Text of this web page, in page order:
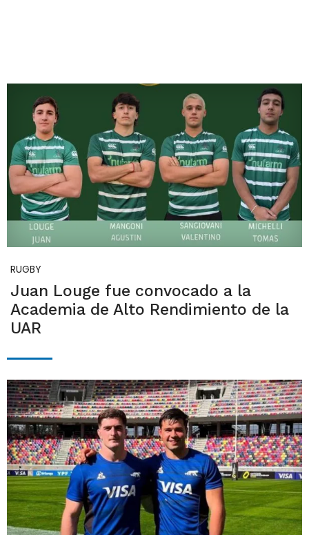
RUGBY
Juan Louge fue convocado a la
Academia de Alto Rendimiento de la
UAR